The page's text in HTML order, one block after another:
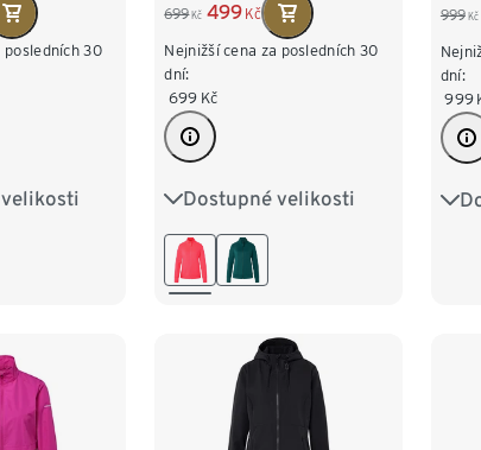
posledních 30
S 36/38
699 Kč 499 Kč
Nejnižší cena za posledních 30
dní:
699 Kč
Dostupné velikosti
XS 32/34 S 36/38
M 40/42
999 Kč
dní:
999
XS